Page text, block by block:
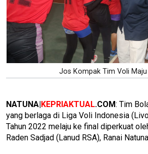
Jos Kompak Tim Voli Maju
NATUNA|KEPRIAKTUAL.COM: Tim
yang berlaga di Liga Voli Indonesia
Tahun 2022 melaju ke final diperkuat
Raden Sadjad (Lanud RSA), Ranai